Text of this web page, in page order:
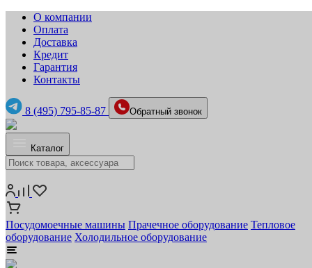
О компании
Оплата
Доставка
Кредит
Гарантия
Контакты
8 (495) 795-85-87 Обратный звонок
Каталог
Посудомоечные машины Прачечное оборудование Тепловое
оборудование Холодильное оборудование